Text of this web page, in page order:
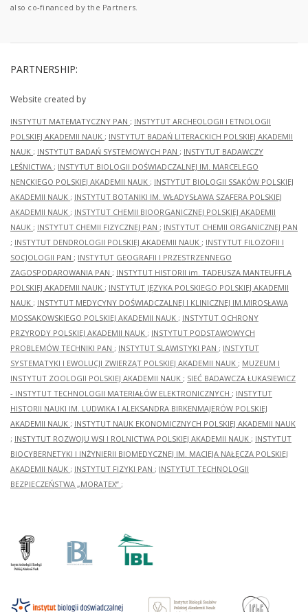
also co-financed by the Partners.
PARTNERSHIP:
Website created by
INSTYTUT MATEMATYCZNY PAN ; INSTYTUT ARCHEOLOGII I ETNOLOGII
POLSKIEJ AKADEMII NAUK ; INSTYTUT BADAŃ LITERACKICH POLSKIEJ AKADEMII
NAUK ; INSTYTUT BADAŃ SYSTEMOWYCH PAN ; INSTYTUT BADAWCZY
LEŚNICTWA ; INSTYTUT BIOLOGII DOŚWIADCZALNEJ IM. MARCELEGO
NENCKIEGO POLSKIEJ AKADEMII NAUK ; INSTYTUT BIOLOGII SSAKÓW POLSKIEJ
AKADEMII NAUK ; INSTYTUT BOTANIKI IM. WŁADYSŁAWA SZAFERA POLSKIEJ
AKADEMII NAUK ; INSTYTUT CHEMII BIOORGANICZNEJ POLSKIEJ AKADEMII
NAUK ; INSTYTUT CHEMII FIZYCZNEJ PAN ; INSTYTUT CHEMII ORGANICZNEJ PAN
; INSTYTUT DENDROLOGII POLSKIEJ AKADEMII NAUK ; INSTYTUT FILOZOFII I
SOCJOLOGII PAN ; INSTYTUT GEOGRAFII I PRZESTRZENNEGO
ZAGOSPODAROWANIA PAN ; INSTYTUT HISTORII im. TADEUSZA MANTEUFFLA
POLSKIEJ AKADEMII NAUK ; INSTYTUT JĘZYKA POLSKIEGO POLSKIEJ AKADEMII
NAUK ; INSTYTUT MEDYCYNY DOŚWIADCZALNEJ I KLINICZNEJ IM.MIROSŁAWA
MOSSAKOWSKIEGO POLSKIEJ AKADEMII NAUK ; INSTYTUT OCHRONY
PRZYRODY POLSKIEJ AKADEMII NAUK ; INSTYTUT PODSTAWOWYCH
PROBLEMÓW TECHNIKI PAN ; INSTYTUT SLAWISTYKI PAN ; INSTYTUT
SYSTEMATYKI I EWOLUCJI ZWIERZĄT POLSKIEJ AKADEMII NAUK ; MUZEUM I
INSTYTUT ZOOLOGII POLSKIEJ AKADEMII NAUK ; SIEĆ BADAWCZA ŁUKASIEWICZ
- INSTYTUT TECHNOLOGII MATERIAŁÓW ELEKTRONICZNYCH ; INSTYTUT
HISTORII NAUKI IM. LUDWIKA I ALEKSANDRA BIRKENMAJERÓW POLSKIEJ
AKADEMII NAUK ; INSTYTUT NAUK EKONOMICZNYCH POLSKIEJ AKADEMII NAUK
; INSTYTUT ROZWOJU WSI I ROLNICTWA POLSKIEJ AKADEMII NAUK ; INSTYTUT
BIOCYBERNETYKI I INŻYNIERII BIOMEDYCZNEJ IM. MACIEJA NAŁĘCZA POLSKIEJ
AKADEMII NAUK ; INSTYTUT FIZYKI PAN ; INSTYTUT TECHNOLOGII
BEZPIECZEŃSTWA „MORATEX” ;